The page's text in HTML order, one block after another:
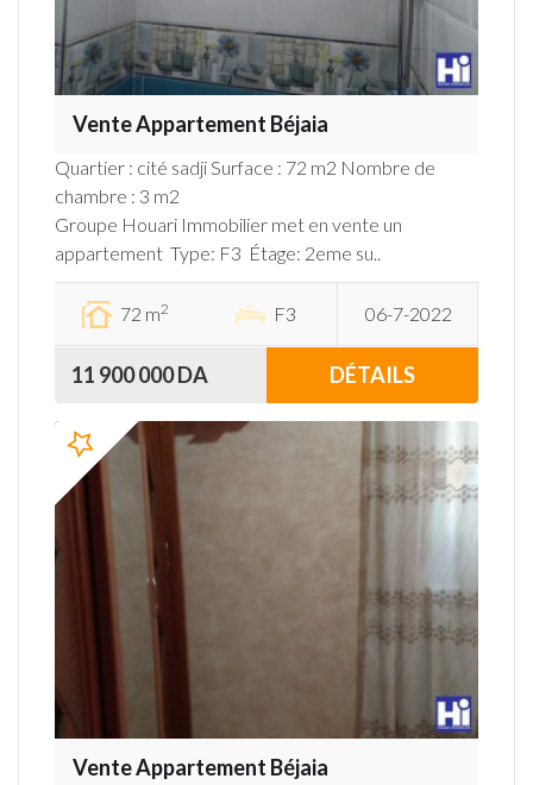
Vente Appartement Béjaia
Quartier : cité sadji Surface : 72 m2 Nombre de
chambre : 3 m2
Groupe Houari Immobilier met en vente un
appartement Type: F3 Étage: 2eme su..
72 m2 F3 06-7-2022
11 900 000 DA DÉTAILS
Vente Appartement Béjaia